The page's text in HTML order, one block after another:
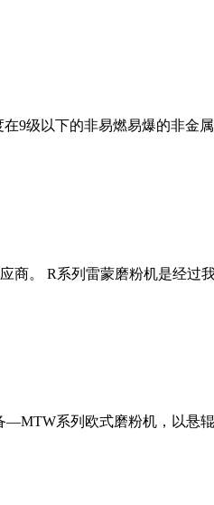
9级以下的非易燃易爆的非金
商。 R系列雷蒙磨粉机是经过
系列欧式磨粉机，以悬